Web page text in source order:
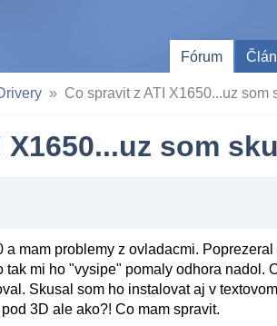
Fórum
Co spravit z ATI X1650...uz som
X1650...uz som
a mam problemy z ovladacmi.
tak mi ho "vysipe" pomaly odhora nadol.
Skusal som ho instalovat aj v
3D ale ako?! Co mam spravit.